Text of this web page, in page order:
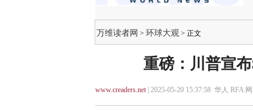
万维读者网 > 环球大观 > 正文
重磅：川普宣
www.creaders.net| 2025-05-20 15:37:58 华人 RFA 网